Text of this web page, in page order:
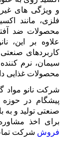
و ویژگی های
فلزی، مانند
محصولات ضد
علاوه بر این،
کاربردهای
سیمان، نرم
محصولات غذایی
شرکت نانو مواد
پیشگام در حوزه
صنعتی تولید و به
برای اخذ
فروش شرکت